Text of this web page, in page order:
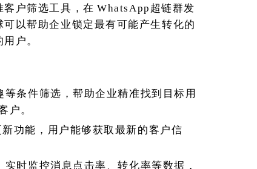
户筛选工具，在 WhatsApp超链群发
以帮助企业锁定最有可能产生转化的
户。
等条件筛选，帮助企业精准找到目标用
户。
功能，用户能够获取最新的客户信
时监控消息点击率、转化率等数据，